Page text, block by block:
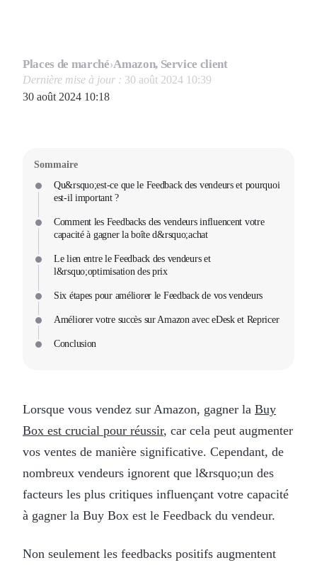
Places de marché›Amazon, Service client
Dernière mise à jour : 30 août 2024 10:39
30 août 2024 10:18
Sommaire
Qu&rsquo;est-ce que le Feedback des vendeurs et pourquoi
est-il important ?
Comment les Feedbacks des vendeurs influencent votre
capacité à gagner la boîte d&rsquo;achat
Le lien entre le Feedback des vendeurs et
l&rsquo;optimisation des prix
Six étapes pour améliorer le Feedback de vos vendeurs
Améliorer votre succès sur Amazon avec eDesk et Repricer
Conclusion
Lorsque vous vendez sur Amazon, gagner la Buy
Box est crucial pour réussir, car cela peut augmenter
vos ventes de manière significative. Cependant, de
nombreux vendeurs ignorent que l&rsquo;un des
facteurs les plus critiques influençant votre capacité
à gagner la Buy Box est le Feedback du vendeur.
Non seulement les feedbacks positifs augmentent